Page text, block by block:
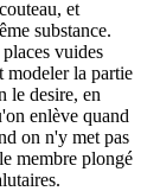
et
substance.
vuides
modeler la partie
le desire, en
enlève quand
on n'y met pas
membre plongé